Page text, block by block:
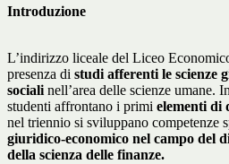
Introduzione
L’indirizzo liceale del Liceo
presenza di studi afferenti le scienze
sociali nell’area delle scienze umane.
studenti affrontano i primi elementi di
nel triennio si sviluppano competenze
giuridico-economico nel campo del
della scienza delle finanze.